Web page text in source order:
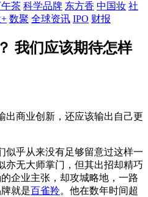
茶 科学品牌 东方香 中国妆 社
数聚 全球资讯 IPO 财报
我们应该期待怎样
出商业创新，还应该输出自己更
似乎从来没有足够留意过这样一
亦无大师掌门，但其出招却精巧
企业主张，却攻城略地，一路
就是百雀羚。他在数年时间超